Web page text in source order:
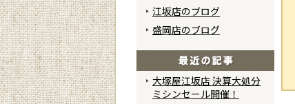
江坂店のブログ
盛岡店のブログ
大塚屋江坂店 決算大処分
ミシンセール開催！